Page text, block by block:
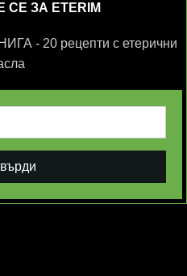
ЗА ETERIM
- 20 рецепти с етерични